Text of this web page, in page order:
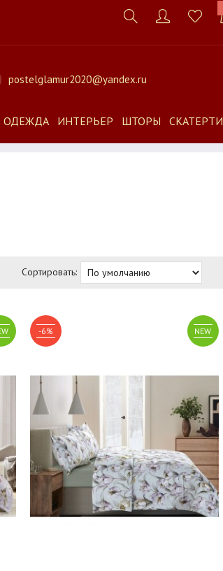
postelglamur2020@yandex.ru
ОДЕЖДА ИНТЕРЬЕР ШТОРЫ СКАТЕРТИ
Сортировать:
NEW
-6%